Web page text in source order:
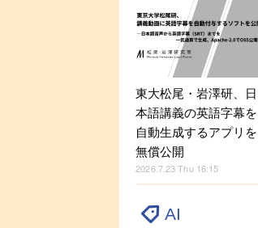
東大松尾・岩澤研、日
本語講義の英語字幕を
自動生成するアプリを
無償公開
2026.7.23 Thu 16:15
AI